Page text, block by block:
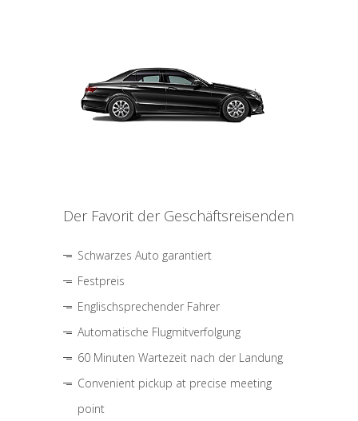
Der Favorit der Geschäftsreisenden
Schwarzes Auto garantiert
Festpreis
Englischsprechender Fahrer
Automatische Flugmitverfolgung
60 Minuten Wartezeit nach der Landung
Convenient pickup at precise meeting
point